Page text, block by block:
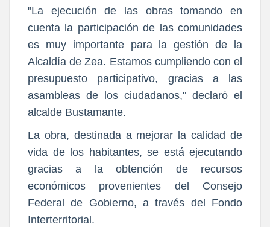
"La ejecución de las obras tomando en
cuenta la participación de las comunidades
es muy importante para la gestión de la
Alcaldía de Zea. Estamos cumpliendo con el
presupuesto participativo, gracias a las
asambleas de los ciudadanos," declaró el
alcalde Bustamante.
La obra, destinada a mejorar la calidad de
vida de los habitantes, se está ejecutando
gracias a la obtención de recursos
económicos provenientes del Consejo
Federal de Gobierno, a través del Fondo
Interterritorial.